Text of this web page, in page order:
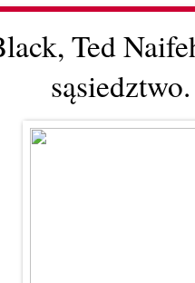
Ted